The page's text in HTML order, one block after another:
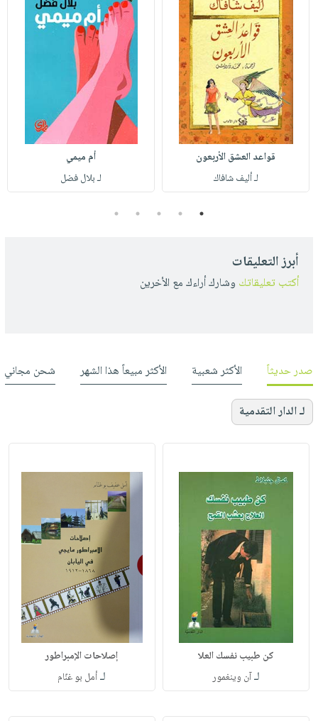
قواعد العشق الأربعون
لـ أليف شافاك
أم ميمي
لـ بلال فضل
1
2
3
4
5
أبرز التعليقات
أكتب تعليقاتك وشارك أراءك مع الأخرين
صدر حديثاً الأكثر شعبية الأكثر مبيعاً هذا الشهر شحن مجاني
لـ الدار التقدمية
كن طبيب نفسك العلا
لـآن وينغمور
إصلاحات الإمبراطور
لـأمل بو غنّام